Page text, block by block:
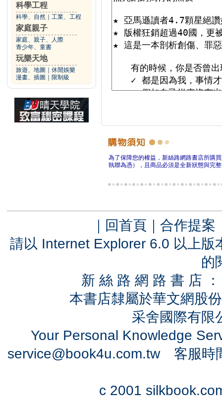
科學工程
科學、自然 工業、工程
家庭親子
家庭、親子、人際
青少年、童書
玩樂天地
旅遊、地圖
休閒娛樂
漫畫、插圖
限制級
為了保障您的權益，新絲路網路書店所購
執聯為憑），且商品必須是全新狀態與完
｜ 回首頁 ｜ 合作提案
請以 Internet Explorer 6.0 以上
的
新 絲 路 網 路 書 店
本書店隸屬於華文網股
采舍國際有
Your Personal Knowledge
service@book4u.com.tw客服時
c 2001